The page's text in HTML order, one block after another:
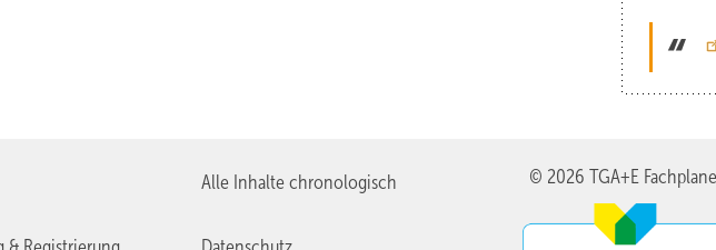
Alle Inhalte chronologisch © 2026 TGA+E